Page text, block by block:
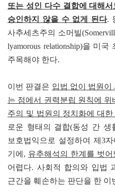
또는 성인 다수 결합에 대해
승인하지 않을 수 없게 된다.
사추세츠주의 소머빌
lyamorous relationship)을 미
주목해야 한다.
이번 판결은 입법 없이 법원
는 점에서 권력분립 원칙에 위
주의 및 법원의 정치화에 대한
로운 형태의 결합(동성 간 생
보호법익으로 설정하여 제3
기에, 유추해석의 한계를 벗
어렵다. 사회적 합의와 입법
근간을 훼손하는 판단을 한